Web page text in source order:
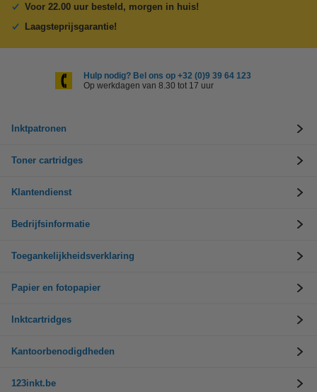
Voor 22.00 uur besteld, morgen in huis!
Laagsteprijsgarantie!
Hulp nodig? Bel ons op +32 (0)9 39 64 123
Op werkdagen van 8.30 tot 17 uur
Inktpatronen
Toner cartridges
Klantendienst
Bedrijfsinformatie
Toegankelijkheidsverklaring
Papier en fotopapier
Inktcartridges
Kantoorbenodigdheden
123inkt.be